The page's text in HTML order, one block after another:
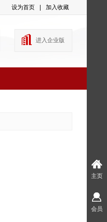
设为首页 加入收藏
进入企业版
主页
会员